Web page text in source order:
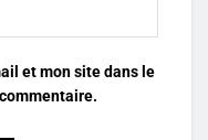
et mon site dans le